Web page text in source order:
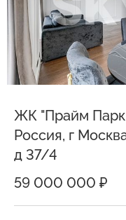
ЖК "Прайм Парк
Россия, г
д 37/4
59 000 000 ₽